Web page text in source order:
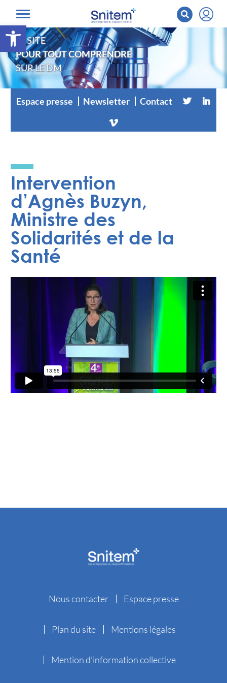
Ouvrir la barre d’outils
LE SITE
POUR TOUT COMPRENDRE
SUR LE DM
Espace presse Newsletter Contact
Intervention
d’Agnès Buzyn,
Ministre des
Solidarités et de la
Santé
Nous contacter Espace presse
Plan du site Mentions légales
Mention d’information collective